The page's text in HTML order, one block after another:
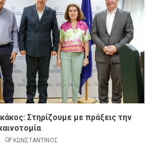
Στηρίζουμε με πράξεις την
ΚΩΝΣΤΑΝΤΙΝΟΣ